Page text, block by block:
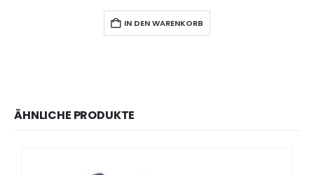
IN DEN WARENKORB
ÄHNLICHE PRODUKTE